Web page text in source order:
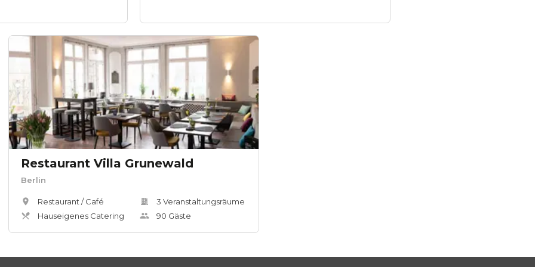
Restaurant Villa Grunewald
Berlin
Restaurant / Café
Hauseigenes Catering
3 Veranstaltungsräume
90 Gäste